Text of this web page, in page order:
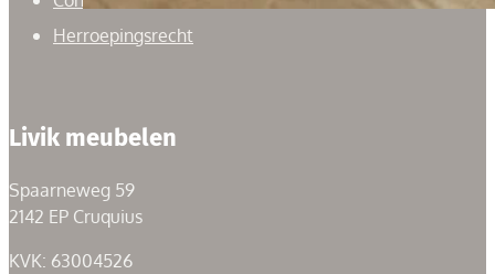
Herroepingsrecht
Livik meubelen
Spaarneweg 59
2142 EP Cruquius
KVK: 63004526